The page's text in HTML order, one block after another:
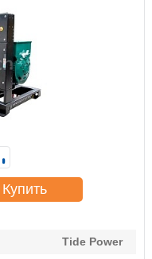
Tide Power
Купить